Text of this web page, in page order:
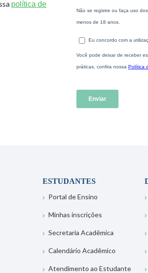
política de
ESTUDANTES
Portal de Ensino
Minhas inscrições
Secretaria Acadêmica
Calendário Acadêmico
Atendimento ao Estudante